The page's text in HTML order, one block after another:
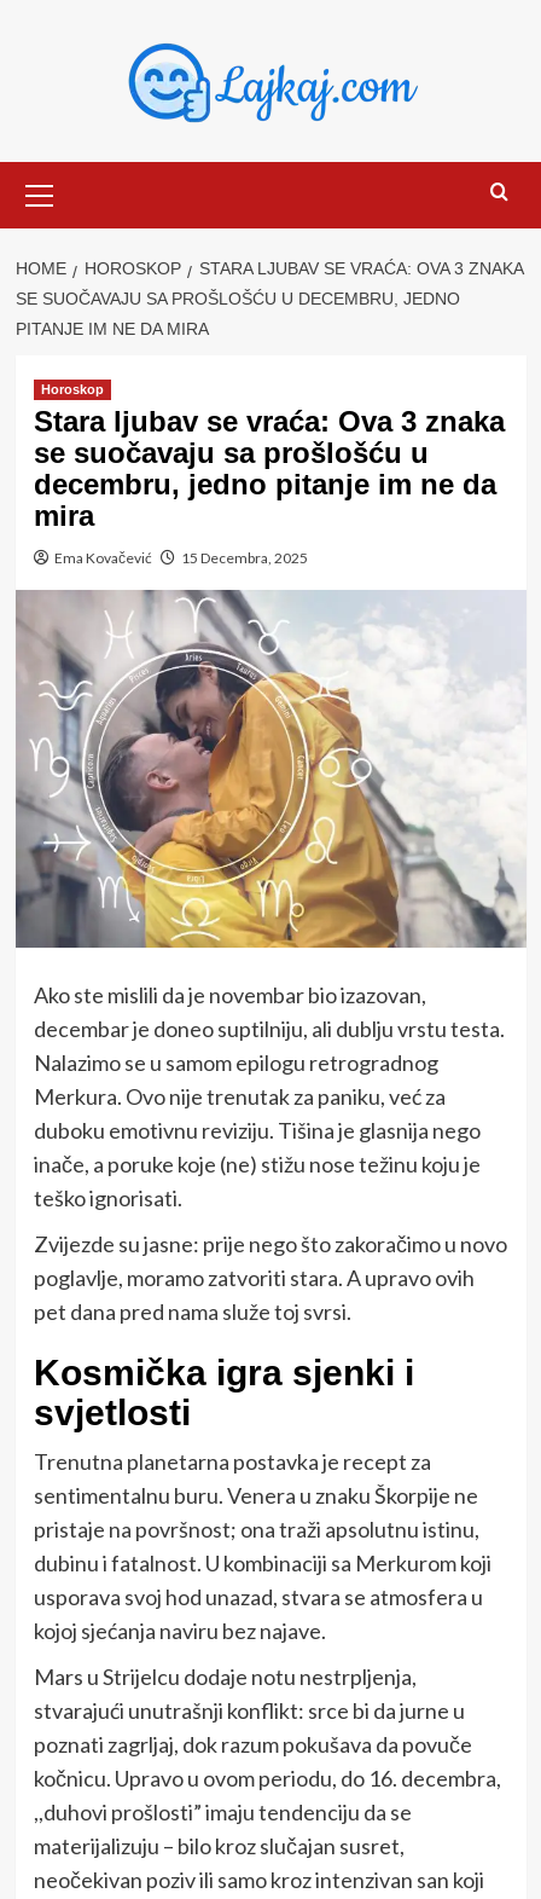
Menu
HOME HOROSKOP
STARA LJUBAV SE VRAĆA: OVA 3 ZNAKA
SE SUOČAVAJU SA PROŠLOŠĆU U DECEMBRU, JEDNO
PITANJE IM NE DA MIRA
Horoskop
Stara ljubav se vraća: Ova 3 znaka
se suočavaju sa prošlošću u
decembru, jedno pitanje im ne da
mira
Ema Kovačević 15 Decembra, 2025
Ako ste mislili da je novembar bio izazovan,
decembar je doneo suptilniju, ali dublju vrstu testa.
Nalazimo se u samom epilogu retrogradnog
Merkura. Ovo nije trenutak za paniku, već za
duboku emotivnu reviziju. Tišina je glasnija nego
inače, a poruke koje (ne) stižu nose težinu koju je
teško ignorisati.
Zvijezde su jasne: prije nego što zakoračimo u novo
poglavlje, moramo zatvoriti stara. A upravo ovih
pet dana pred nama služe toj svrsi.
Kosmička igra sjenki i
svjetlosti
Trenutna planetarna postavka je recept za
sentimentalnu buru. Venera u znaku Škorpije ne
pristaje na površnost; ona traži apsolutnu istinu,
dubinu i fatalnost. U kombinaciji sa Merkurom koji
usporava svoj hod unazad, stvara se atmosfera u
kojoj sjećanja naviru bez najave.
Mars u Strijelcu dodaje notu nestrpljenja,
stvarajući unutrašnji konflikt: srce bi da jurne u
poznati zagrljaj, dok razum pokušava da povuče
kočnicu. Upravo u ovom periodu, do 16. decembra,
,,duhovi prošlosti” imaju tendenciju da se
materijalizuju – bilo kroz slučajan susret,
neočekivan poziv ili samo kroz intenzivan san koji